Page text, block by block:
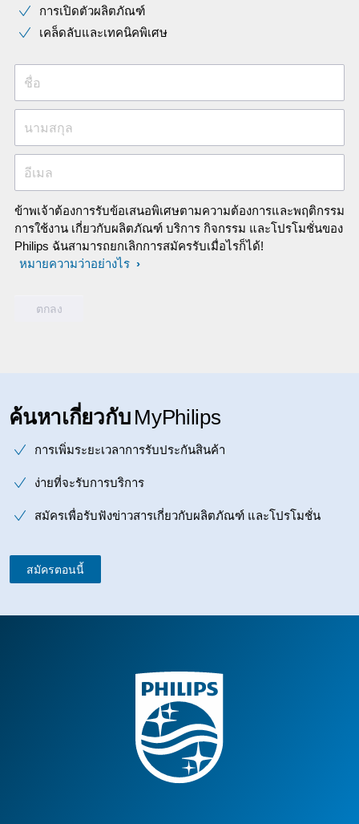
การเปิดตัวผลิตภัณฑ์
เคล็ดลับและเทคนิคพิเศษ
ชื่อ
นามสกุล
อีเมล
ข้าพเจ้าต้องการรับข้อเสนอพิเศษตามความต้องการและพฤติกรรม
การใช้งาน เกี่ยวกับผลิตภัณฑ์ บริการ กิจกรรม และโปรโมชั่นของ
Philips ฉันสามารถยกเลิกการสมัครรับเมื่อไรก็ได้!
หมายความว่าอย่างไร
ค้นหาเกี่ยวกับ MyPhilips
การเพิ่มระยะเวลาการรับประกันสินค้า
ง่ายที่จะรับการบริการ
สมัครเพื่อรับฟังข่าวสารเกี่ยวกับผลิตภัณฑ์ และโปรโมชั่น
สมัครตอนนี้